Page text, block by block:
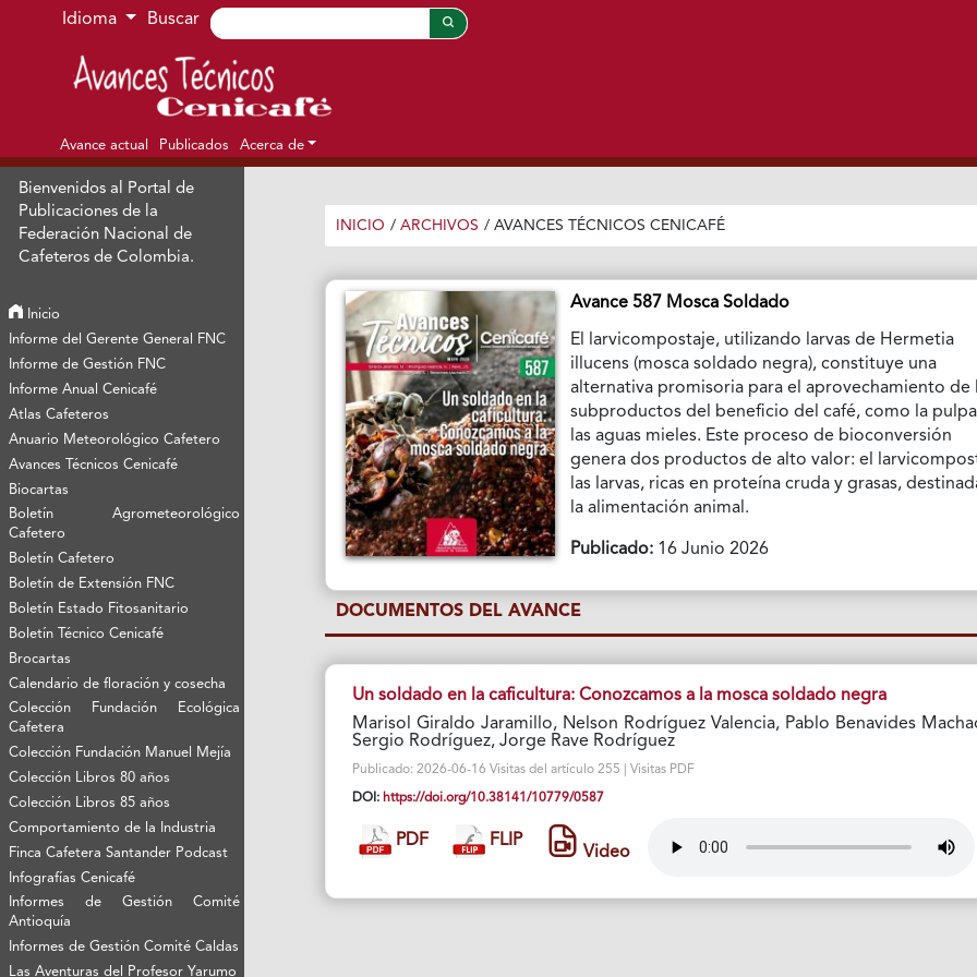
Ir al menú de navegación principal
Ir al contenido principal
Ir al pie de página del sitio
Idioma Buscar
Avance actual Publicados Acerca de
Bienvenidos al Portal de
Publicaciones de la
Federación Nacional de
Cafeteros de Colombia.
Inicio
Informe del Gerente General FNC
Informe de Gestión FNC
Informe Anual Cenicafé
Atlas Cafeteros
Anuario Meteorológico Cafetero
Avances Técnicos Cenicafé
Biocartas
Boletín Agrometeorológico
Cafetero
Boletín Cafetero
Boletín de Extensión FNC
Boletín Estado Fitosanitario
Boletín Técnico Cenicafé
Brocartas
Calendario de floración y cosecha
Colección Fundación Ecológica
Cafetera
Colección Fundación Manuel Mejía
Colección Libros 80 años
Colección Libros 85 años
Comportamiento de la Industria
Finca Cafetera Santander Podcast
Infografías Cenicafé
Informes de Gestión Comité
Antioquía
Informes de Gestión Comité Caldas
Las Aventuras del Profesor Yarumo
INICIO / ARCHIVOS / AVANCES TÉCNICOS CENICAFÉ
Avance 587 Mosca Soldado
El larvicompostaje, utilizando larvas de Hermetia
illucens (mosca soldado negra), constituye una
alternativa promisoria para el aprovechamiento de
subproductos del beneficio del café, como la
las aguas mieles. Este proceso de bioconversión
genera dos productos de alto valor: el
las larvas, ricas en proteína cruda y grasas,
la alimentación animal.
Publicado: 16 Junio 2026
DOCUMENTOS DEL AVANCE
Un soldado en la caficultura: Conozcamos a la mosca soldado negra
Marisol Giraldo Jaramillo, Nelson Rodríguez Valencia, Pablo Benavides
Sergio Rodríguez, Jorge Rave Rodríguez
Publicado: 2026-06-16 Visitas del artículo 255 | Visitas PDF
DOI: https://doi.org/10.38141/10779/0587
PDF FLIP
Video